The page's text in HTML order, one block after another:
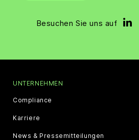
Besuchen Sie uns auf
UNTERNEHMEN
Compliance
Karriere
News & Pressemitteilungen